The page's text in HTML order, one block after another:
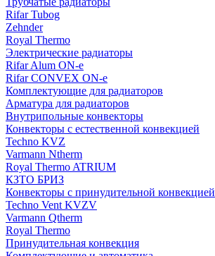
Rifar Tubog
Zehnder
Royal Thermo
Электрические радиаторы
Rifar Alum ON-e
Rifar CONVEX ON-e
Комплектующие для радиаторов
Арматура для радиаторов
Внутрипольные конвекторы
Конвекторы с естественной конвекцией
Techno KVZ
Varmann Ntherm
Royal Thermo ATRIUM
КЗТО БРИЗ
Конвекторы с принудительной конвекцией
Techno Vent KVZV
Varmann Qtherm
Royal Thermo
Принудительная конвекция